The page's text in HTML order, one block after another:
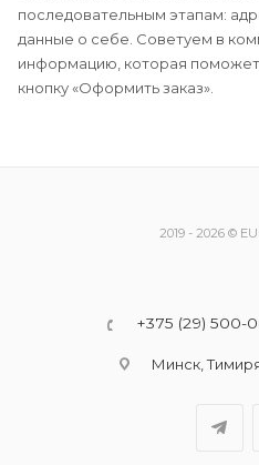
последовательным этапам:
данные о себе. Советуем в
информацию, которая
кнопку «Оформить заказ».
2019 - 2026 ©
+375 (29) 500-
Минск,